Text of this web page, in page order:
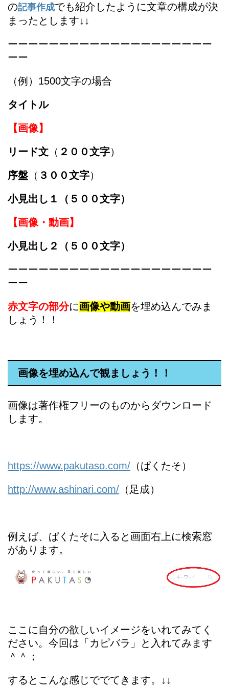
の記事作成でも紹介したように文章の構成が決
まったとします↓↓
ーーーーーーーーーーーーーーーーーーーー
ーー
（例）1500文字の場合
タイトル
【画像】
リード文 （ ２００文字）
序盤 （ ３００文字）
小見出し１（５００文字）
【画像・動画】
小見出し２（５００文字）
ーーーーーーーーーーーーーーーーーーーー
ーー
赤文字の部分に画像や動画を埋め込んでみま
しょう！！
画像を埋め込んで観ましょう！！
画像は著作権フリーのものからダウンロード
します。
https://www.pakutaso.com/ （ぱくたそ）
http://www.ashinari.com/ （足成）
例えば、ぱくたそに入ると画面右上に検索窓
があります。
ここに自分の欲しいイメージをいれてみてく
ださい。今回は「カピバラ」と入れてみます
＾＾；
するとこんな感じででてきます。↓↓